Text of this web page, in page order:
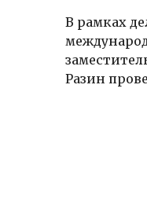
В рамках
Разин